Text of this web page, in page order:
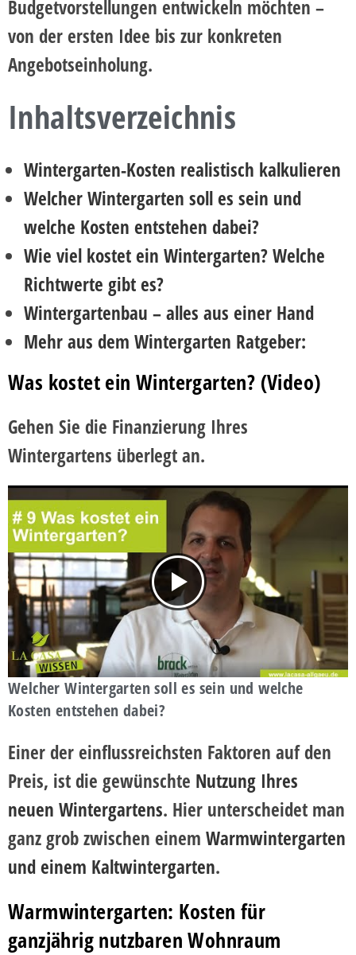
Budgetvorstellungen entwickeln möchten –
von der ersten Idee bis zur konkreten
Angebotseinholung.
Inhaltsverzeichnis
Wintergarten-Kosten realistisch kalkulieren
Welcher Wintergarten soll es sein und
welche Kosten entstehen dabei?
Wie viel kostet ein Wintergarten? Welche
Richtwerte gibt es?
Wintergartenbau – alles aus einer Hand
Mehr aus dem Wintergarten Ratgeber:
Was kostet ein Wintergarten? (Video)
Gehen Sie die Finanzierung Ihres
Wintergartens überlegt an.
Welcher Wintergarten soll es sein und welche
Kosten entstehen dabei?
Einer der einflussreichsten Faktoren auf den
Preis, ist die gewünschte Nutzung Ihres
neuen Wintergartens. Hier unterscheidet man
ganz grob zwischen einem Warmwintergarten
und einem Kaltwintergarten.
Warmwintergarten: Kosten für
ganzjährig nutzbaren Wohnraum